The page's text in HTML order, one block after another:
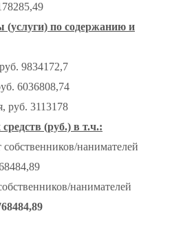
(услуги) по содержанию и
9834172,7
6036808,74
руб. 3113178
(руб.) в т.ч.:
нанимателей
нанимателей